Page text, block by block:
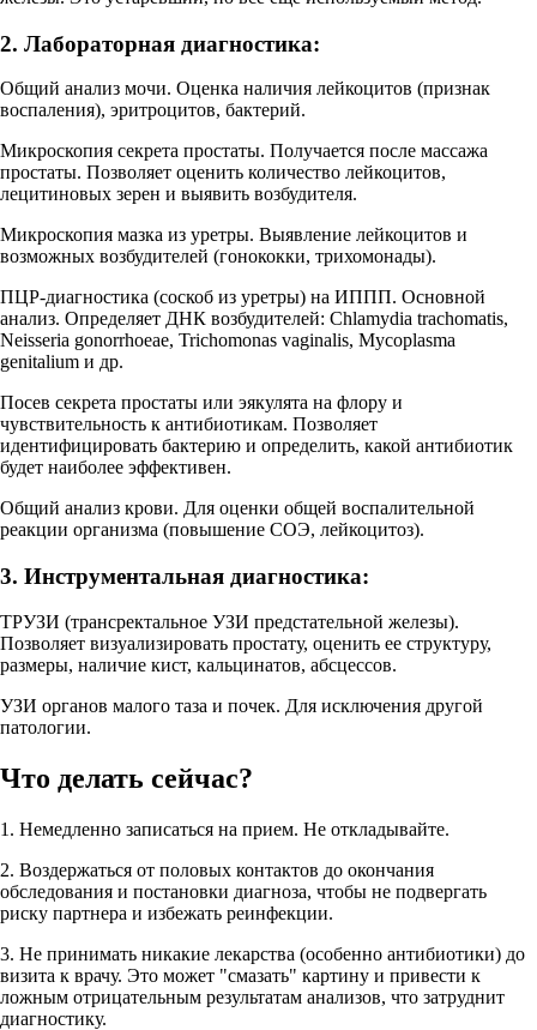
2. Лабораторная диагностика:
Общий анализ мочи. Оценка наличия лейкоцитов (признак
воспаления), эритроцитов, бактерий.
Микроскопия секрета простаты. Получается после массажа
простаты. Позволяет оценить количество лейкоцитов,
лецитиновых зерен и выявить возбудителя.
Микроскопия мазка из уретры. Выявление лейкоцитов и
возможных возбудителей (гонококки, трихомонады).
ПЦР-диагностика (соскоб из уретры) на ИППП. Основной
анализ. Определяет ДНК возбудителей: Chlamydia trachomatis,
Neisseria gonorrhoeae, Trichomonas vaginalis, Mycoplasma
genitalium и др.
Посев секрета простаты или эякулята на флору и
чувствительность к антибиотикам. Позволяет
идентифицировать бактерию и определить, какой антибиотик
будет наиболее эффективен.
Общий анализ крови. Для оценки общей воспалительной
реакции организма (повышение СОЭ, лейкоцитоз).
3. Инструментальная диагностика:
ТРУЗИ (трансректальное УЗИ предстательной железы).
Позволяет визуализировать простату, оценить ее структуру,
размеры, наличие кист, кальцинатов, абсцессов.
УЗИ органов малого таза и почек. Для исключения другой
патологии.
Что делать сейчас?
1. Немедленно записаться на прием. Не откладывайте.
2. Воздержаться от половых контактов до окончания
обследования и постановки диагноза, чтобы не подвергать
риску партнера и избежать реинфекции.
3. Не принимать никакие лекарства (особенно антибиотики) до
визита к врачу. Это может "смазать" картину и привести к
ложным отрицательным результатам анализов, что затруднит
диагностику.